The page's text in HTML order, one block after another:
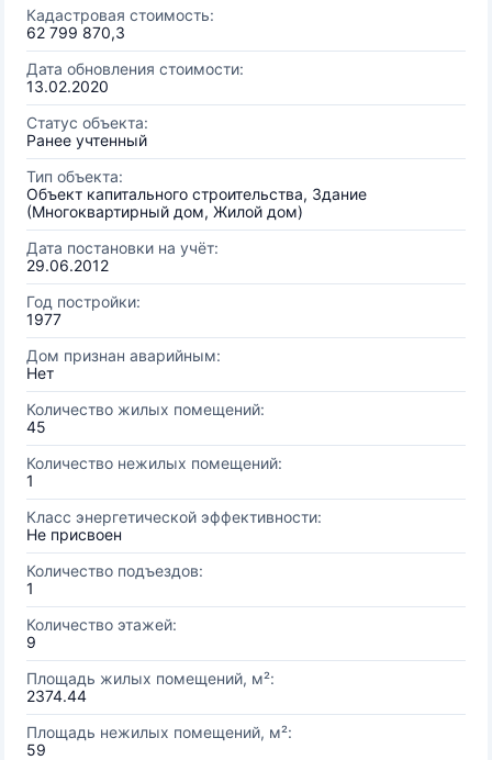
Кадастровая стоимость:
62 799 870,3
Дата обновления стоимости:
13.02.2020
Статус объекта:
Ранее учтенный
Тип объекта:
Объект капитального строительства, Здание
(Многоквартирный дом, Жилой дом)
Дата постановки на учёт:
29.06.2012
Год постройки:
1977
Дом признан аварийным:
Нет
Количество жилых помещений:
45
Количество нежилых помещений:
1
Класс энергетической эффективности:
Не присвоен
Количество подъездов:
1
Количество этажей:
9
Площадь жилых помещений, м²:
2374.44
Площадь нежилых помещений, м²:
59